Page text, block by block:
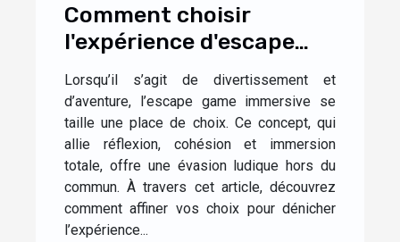
Comment choisir
l'expérience d'escape
game immersive idéale
pour vous
Lorsqu’il s’agit de divertissement et
d’aventure, l’escape game immersive se
taille une place de choix. Ce concept, qui
allie réflexion, cohésion et immersion
totale, offre une évasion ludique hors du
commun. À travers cet article, découvrez
comment affiner vos choix pour dénicher
l’expérience...